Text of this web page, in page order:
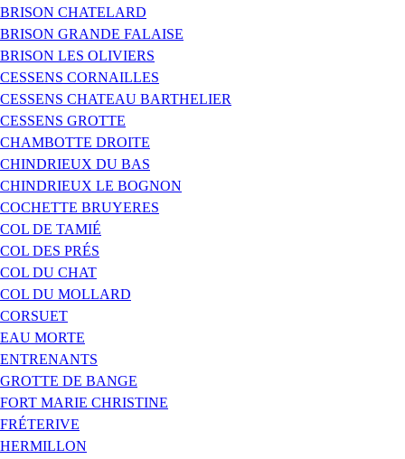
BRISON CHATELARD
BRISON GRANDE FALAISE
BRISON LES OLIVIERS
CESSENS CORNAILLES
CESSENS CHATEAU BARTHELIER
CESSENS GROTTE
CHAMBOTTE DROITE
CHINDRIEUX DU BAS
CHINDRIEUX LE BOGNON
COCHETTE BRUYERES
COL DE TAMIÉ
COL DES PRÉS
COL DU CHAT
COL DU MOLLARD
CORSUET
EAU MORTE
ENTRENANTS
GROTTE DE BANGE
FORT MARIE CHRISTINE
FRÉTERIVE
HERMILLON